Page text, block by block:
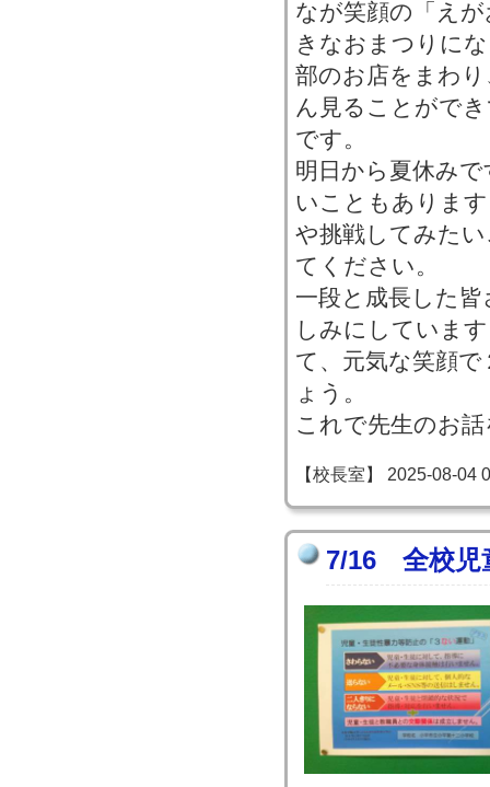
なが笑顔の「え
きなおまつりに
部のお店をまわ
ん見ることがで
です。
明日から夏休み
いこともありま
や挑戦してみた
てください。
一段と成長した
しみにしていま
て、元気な笑顔
ょう。
これで先生のお
【校長室】 2025-08-04
7/16 全校児